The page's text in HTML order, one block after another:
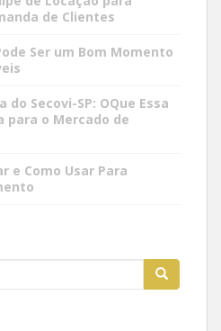
de Clientes
Ser um Bom Momento
Secovi-SP: OQue Essa
para o Mercado de
e Como Usar Para